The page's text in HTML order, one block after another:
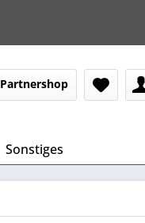
Partnershop
Sonstiges